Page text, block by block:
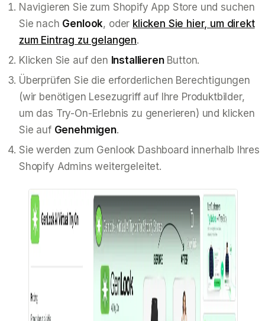
Navigieren Sie zum Shopify App Store und suchen
Sie nach Genlook, oder klicken Sie hier, um direkt
zum Eintrag zu gelangen.
Klicken Sie auf den InstallierenButton.
Überprüfen Sie die erforderlichen Berechtigungen
(wir benötigen Lesezugriff auf Ihre Produktbilder,
um das Try-On-Erlebnis zu generieren) und klicken
Sie auf Genehmigen.
Sie werden zum Genlook Dashboard innerhalb Ihres
Shopify Admins weitergeleitet.